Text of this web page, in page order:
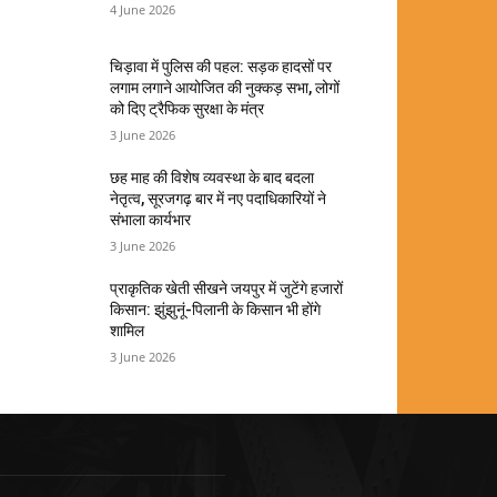
4 June 2026
चिड़ावा में पुलिस की पहल: सड़क हादसों पर
लगाम लगाने आयोजित की नुक्कड़ सभा, लोगों
को दिए ट्रैफिक सुरक्षा के मंत्र
3 June 2026
छह माह की विशेष व्यवस्था के बाद बदला
नेतृत्व, सूरजगढ़ बार में नए पदाधिकारियों ने
संभाला कार्यभार
3 June 2026
प्राकृतिक खेती सीखने जयपुर में जुटेंगे हजारों
किसान: झुंझुनूं-पिलानी के किसान भी होंगे
शामिल
3 June 2026